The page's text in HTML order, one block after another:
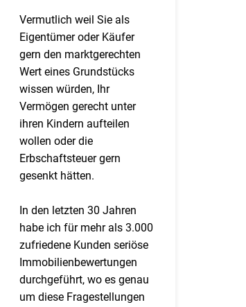
Vermutlich weil Sie als
Eigentümer oder Käufer
gern den marktgerechten
Wert eines Grundstücks
wissen würden, Ihr
Vermögen gerecht unter
ihren Kindern aufteilen
wollen oder die
Erbschaftsteuer gern
gesenkt hätten.
In den letzten 30 Jahren
habe ich für mehr als 3.000
zufriedene Kunden seriöse
Immobilienbewertungen
durchgeführt, wo es genau
um diese Fragestellungen